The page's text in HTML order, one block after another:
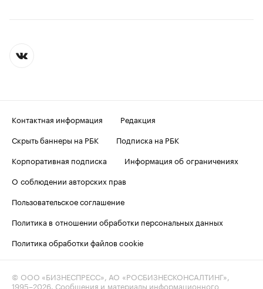
Контактная информация
Редакция
Скрыть баннеры на РБК
Подписка на РБК
Корпоративная подписка
Информация об ограничениях
О соблюдении авторских прав
Пользовательское соглашение
Политика в отношении обработки персональных данных
Политика обработки файлов cookie
© ООО «БИЗНЕСПРЕСС», АО «РОСБИЗНЕСКОНСАЛТИНГ»,
1995–2026. Сообщения и материалы информационного